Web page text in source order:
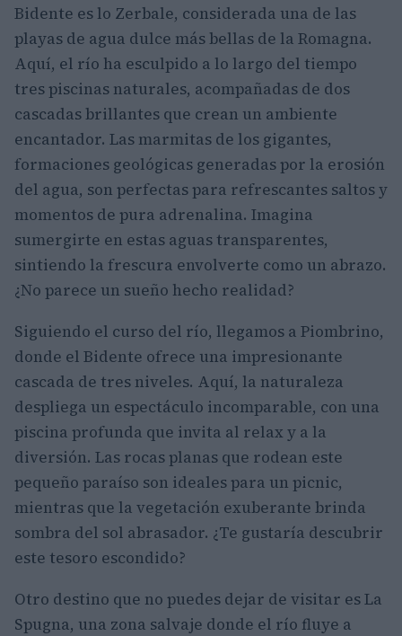
Bidente es lo Zerbale, considerada una de las
playas de agua dulce más bellas de la Romagna.
Aquí, el río ha esculpido a lo largo del tiempo
tres piscinas naturales, acompañadas de dos
cascadas brillantes que crean un ambiente
encantador. Las marmitas de los gigantes,
formaciones geológicas generadas por la erosión
del agua, son perfectas para refrescantes saltos y
momentos de pura adrenalina. Imagina
sumergirte en estas aguas transparentes,
sintiendo la frescura envolverte como un abrazo.
¿No parece un sueño hecho realidad?
Siguiendo el curso del río, llegamos a Piombrino,
donde el Bidente ofrece una impresionante
cascada de tres niveles. Aquí, la naturaleza
despliega un espectáculo incomparable, con una
piscina profunda que invita al relax y a la
diversión. Las rocas planas que rodean este
pequeño paraíso son ideales para un picnic,
mientras que la vegetación exuberante brinda
sombra del sol abrasador. ¿Te gustaría descubrir
este tesoro escondido?
Otro destino que no puedes dejar de visitar es La
Spugna, una zona salvaje donde el río fluye a